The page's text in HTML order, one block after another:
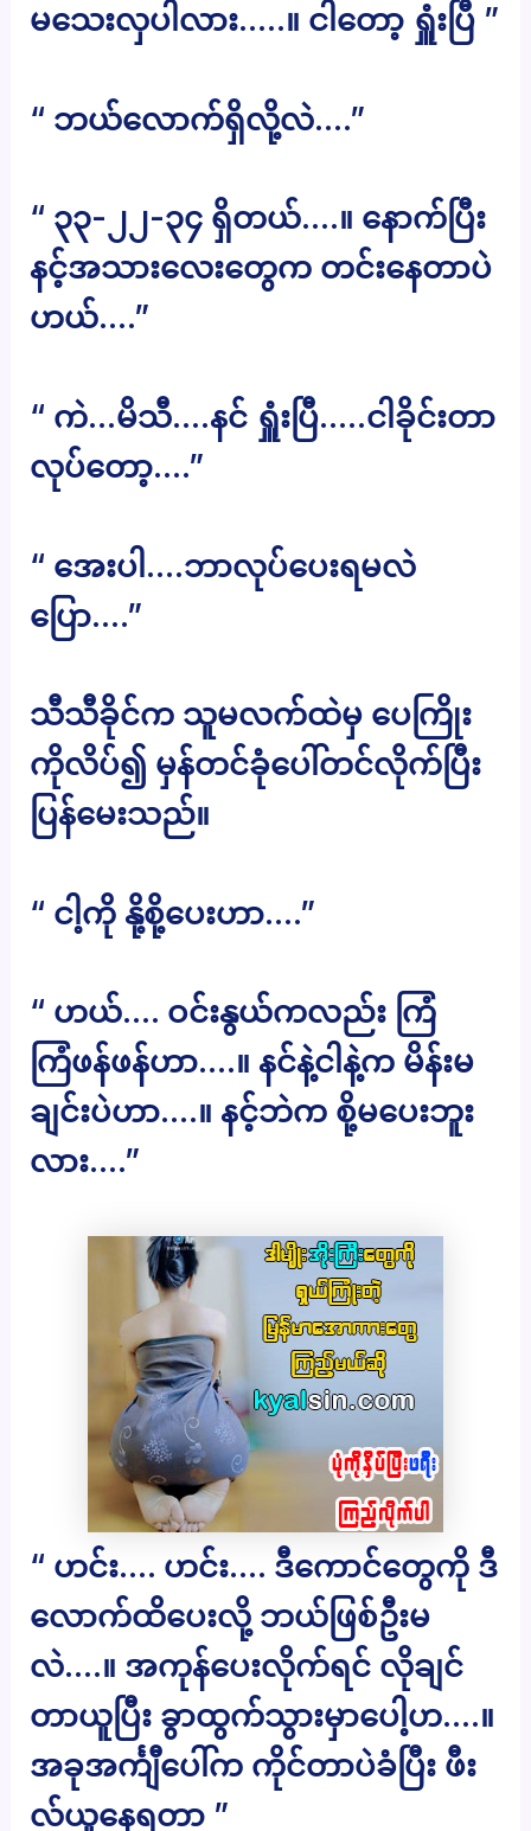
မသေးလှပါလား…..။ ငါတော့ ရှူံးပြီ ”
“ ဘယ်လောက်ရှိလို့လဲ….”
“ ၃၃-၂၂-၃၄ ရှိတယ်….။ နောက်ပြီး
နင့်အသားလေးတွေက တင်းနေတာပဲ
ဟယ်….”
“ ကဲ…မိသီ….နင် ရှူံးပြီ…..ငါခိုင်းတာ
လုပ်တော့….”
“ အေးပါ….ဘာလုပ်ပေးရမလဲ
ပြော….”
သီသီခိုင်က သူမလက်ထဲမှ ပေကြိုး
ကိုလိပ်၍ မှန်တင်ခုံပေါ်တင်လိုက်ပြီး
ပြန်မေးသည်။
“ ငါ့ကို နို့စို့ပေးဟာ….”
“ ဟယ်…. ဝင်းနွယ်ကလည်း ကြံ
ကြံဖန်ဖန်ဟာ….။ နင်နဲ့ငါနဲ့က မိန်းမ
ချင်းပဲဟာ….။ နင့်ဘဲက စို့မပေးဘူး
လား….”
“ ဟင်း…. ဟင်း…. ဒီကောင်တွေကို ဒီ
လောက်ထိပေးလို့ ဘယ်ဖြစ်ဦးမ
လဲ….။ အကုန်ပေးလိုက်ရင် လိုချင်
တာယူပြီး ခွာထွက်သွားမှာပေါ့ဟ….။
အခုအင်္ကျီပေါ်က ကိုင်တာပဲခံပြီး ဖီး
လ်ယူနေရတာ ”